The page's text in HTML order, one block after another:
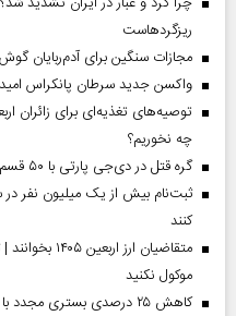
ریزگردهاست
مجازات سنگین برای آدم‌ربایان
واکسن جدید سرطان پانکراس
چه نخوریم؟
گره قتل در دی‌جی پارتی با ۵۰ قسم باز می‌شود
ثبت‌نام بیش از یک میلیون نفر در
کنند
متقاضیان
موکول نکنید
کاهش ۲۵ درصدی بستری